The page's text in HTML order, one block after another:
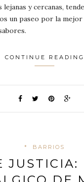
lejanas y cercanas,
un paseo por la mejor
CONTINUE READING
* BARRIOS
JUSTICIA: